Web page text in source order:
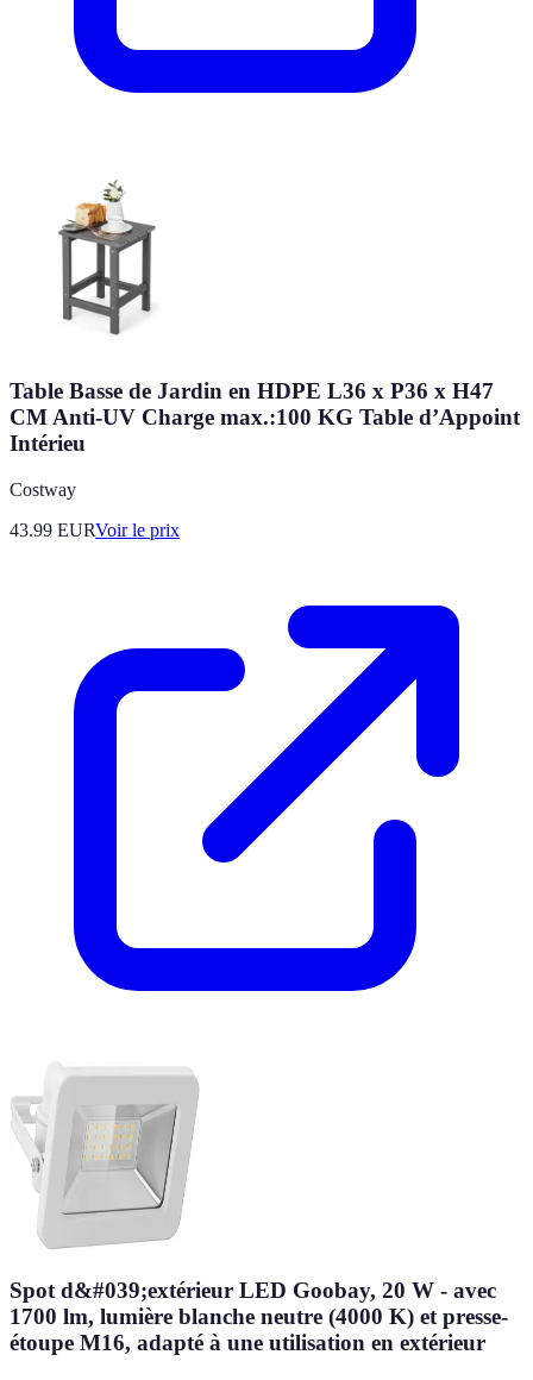
Table Basse de Jardin en HDPE L36 x P36 x H47
CM Anti-UV Charge max.:100 KG Table d’Appoint
Intérieu
Costway
43.99 EURVoir le prix
Spot d&#039;extérieur LED Goobay, 20 W - avec
1700 lm, lumière blanche neutre (4000 K) et presse-
étoupe M16, adapté à une utilisation en extérieur